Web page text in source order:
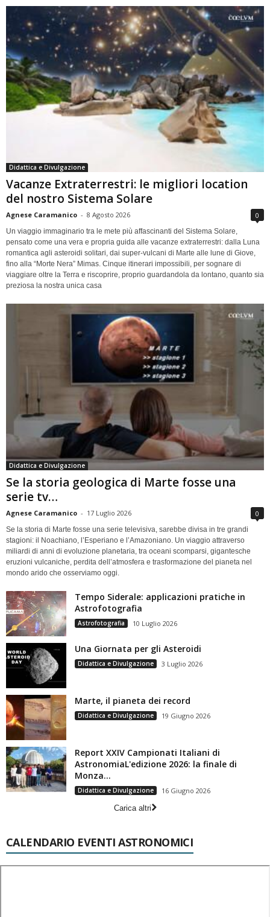
Didattica e Divulgazione
Vacanze Extraterrestri: le migliori location
del nostro Sistema Solare
Agnese Caramanico - 8 Agosto 2026 0
Un viaggio immaginario tra le mete più affascinanti del Sistema Solare,
pensato come una vera e propria guida alle vacanze extraterrestri: dalla Luna
romantica agli asteroidi solitari, dai super-vulcani di Marte alle lune di Giove,
fino alla “Morte Nera” Mimas. Cinque itinerari impossibili, per sognare di
viaggiare oltre la Terra e riscoprire, proprio guardandola da lontano, quanto sia
preziosa la nostra unica casa
Didattica e Divulgazione
Se la storia geologica di Marte fosse una
serie tv…
Agnese Caramanico - 17 Luglio 2026 0
Se la storia di Marte fosse una serie televisiva, sarebbe divisa in tre grandi
stagioni: il Noachiano, l’Esperiano e l’Amazoniano. Un viaggio attraverso
miliardi di anni di evoluzione planetaria, tra oceani scomparsi, gigantesche
eruzioni vulcaniche, perdita dell’atmosfera e trasformazione del pianeta nel
mondo arido che osserviamo oggi.
Tempo Siderale: applicazioni pratiche in
Astrofotografia
Astrofotografia 10 Luglio 2026
Una Giornata per gli Asteroidi
Didattica e Divulgazione 3 Luglio 2026
Marte, il pianeta dei record
Didattica e Divulgazione 19 Giugno 2026
Report XXIV Campionati Italiani di
AstronomiaL'edizione 2026: la finale di
Monza...
Didattica e Divulgazione
16 Giugno 2026
Carica altri
CALENDARIO EVENTI ASTRONOMICI